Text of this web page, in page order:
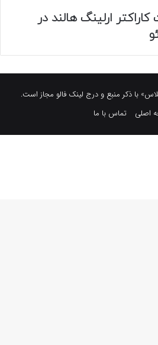
ارلینگ هالند در
با ذکر منبع و درج لینک فالو مجاز است.
اصلی
تماس با ما